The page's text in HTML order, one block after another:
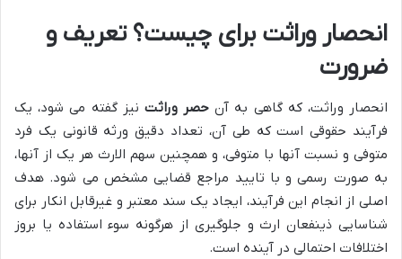
انحصار وراثت برای چیست؟ تعریف و
ضرورت
انحصار وراثت، که گاهی به آن حصر وراثت نیز گفته می شود، یک
فرآیند حقوقی است که طی آن، تعداد دقیق ورثه قانونی یک فرد
متوفی و نسبت آنها با متوفی، و همچنین سهم الارث هر یک از آنها،
به صورت رسمی و با تایید مراجع قضایی مشخص می شود. هدف
اصلی از انجام این فرآیند، ایجاد یک سند معتبر و غیرقابل انکار برای
شناسایی ذینفعان ارث و جلوگیری از هرگونه سوء استفاده یا بروز
اختلافات احتمالی در آینده است.